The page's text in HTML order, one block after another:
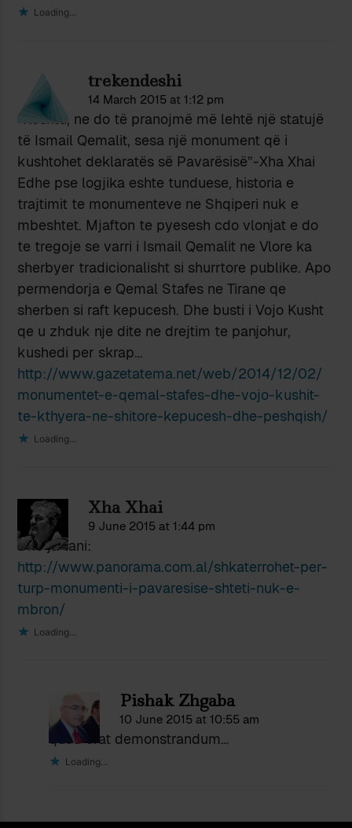
Loading...
trekendeshi
14 March 2015 at 1:12 pm
“Kështu, ne do të pranojmë më lehtë një statujë
të Ismail Qemalit, sesa një monument që i
kushtohet deklaratës së Pavarësisë”-Xha Xhai
Edhe pse logjika eshte tunduese, historia e
trajtimit te monumenteve ne Shqiperi nuk e
mbeshtet. Mjafton te pyesesh cdo vlonjat e do
te tregoje se varri i Ismail Qemalit ne Vlore ka
sherbyer tradicionalisht si shurrtore publike. Apo
permendorja e Qemal Stafes ne Tirane qe
sherben si raft kepucesh. Dhe busti i Vojo Kusht
qe u zhduk nje dite ne drejtim te panjohur,
kushedi per skrap…
http://www.gazetatema.net/web/2014/12/02/
monumentet-e-qemal-stafes-dhe-vojo-kushit-
te-kthyera-ne-shitore-kepucesh-dhe-peshqish/
Loading...
Xha Xhai
9 June 2015 at 1:44 pm
Dhe ja tani:
http://www.panorama.com.al/shkaterrohet-per-
turp-monumenti-i-pavaresise-shteti-nuk-e-
mbron/
Loading...
Pishak Zhgaba
10 June 2015 at 10:55 am
quod erat demonstrandum…
Loading...